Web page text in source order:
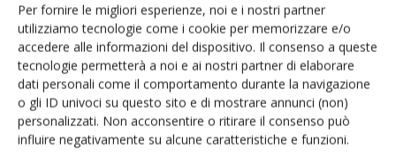
Per fornire le migliori esperienze, noi e i nostri partner
utilizziamo tecnologie come i cookie per memorizzare e/o
accedere alle informazioni del dispositivo. Il consenso a queste
tecnologie permetterà a noi e ai nostri partner di elaborare
dati personali come il comportamento durante la navigazione
o gli ID univoci su questo sito e di mostrare annunci (non)
personalizzati. Non acconsentire o ritirare il consenso può
influire negativamente su alcune caratteristiche e funzioni.
E-magazine